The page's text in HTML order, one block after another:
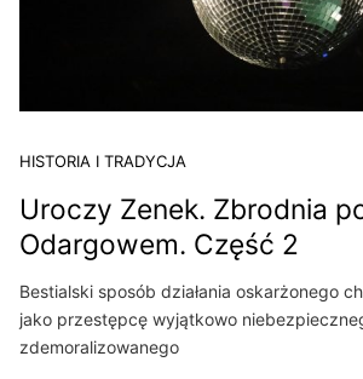
HISTORIA I TRADYCJA
Uroczy Zenek. Zbrodnia
Odargowem. Część 2
Bestialski sposób działania oskarżonego
jako przestępcę wyjątkowo
zdemoralizowanego